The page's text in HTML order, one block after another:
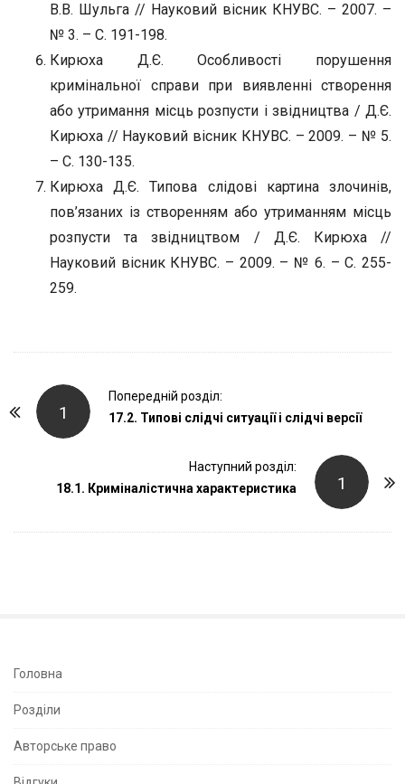
В.В. Шульга // Науковий вісник КНУВС. – 2007. –
№ 3. – С. 191-198.
Кирюха Д.Є. Особливості порушення
кримінальної справи при виявленні створення
або утримання місць розпусти і звідництва / Д.Є.
Кирюха // Науковий вісник КНУВС. – 2009. – № 5.
– С. 130-135.
Кирюха Д.Є. Типова слідові картина злочинів,
пов’язаних із створенням або утриманням місць
розпусти та звідництвом / Д.Є. Кирюха //
Науковий вісник КНУВС. – 2009. – № 6. – С. 255-
259.
1
Попередній розділ:
17.2. Типові слідчі ситуації і слідчі версії
1
Наступний розділ:
18.1. Криміналістична характеристика
S
e
S
Головна
Розділи
Авторське право